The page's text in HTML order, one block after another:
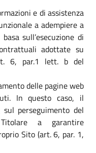
e di assistenza
a adempiere a
sull’esecuzione di
adottate su
6, par.1 lett. b del
delle pagine web
In questo caso, il
perseguimento del
a garantire
Sito (art. 6, par. 1,